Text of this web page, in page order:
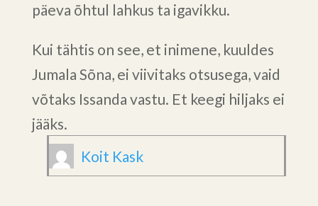
päeva õhtul lahkus ta igavikku.
Kui tähtis on see, et inimene, kuuldes
Jumala Sõna, ei viivitaks otsusega, vaid
võtaks Issanda vastu. Et keegi hiljaks ei
jääks.
Koit Kask